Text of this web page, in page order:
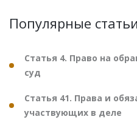
Популярные
Статья 4. Право на
суд
Статья 41. Права и
участвующих в деле